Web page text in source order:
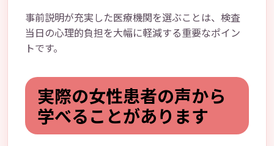
事前説明が充実した医療機関を選ぶことは、検査
当日の心理的負担を大幅に軽減する重要なポイン
トです。
実際の女性患者の声から
学べることがあります